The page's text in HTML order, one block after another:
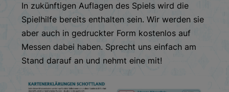
In zukünftigen Auflagen des Spiels wird die
Spielhilfe bereits enthalten sein. Wir werden sie
aber auch in gedruckter Form kostenlos auf
Messen dabei haben. Sprecht uns einfach am
Stand darauf an und nehmt eine mit!